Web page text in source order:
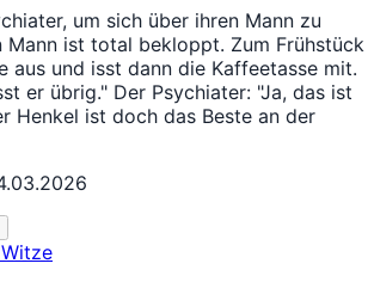
um sich über ihren Mann zu
Mann ist total bekloppt. Zum Frühstück
aus und isst dann die Kaffeetasse mit.
er übrig." Der Psychiater: "Ja, das ist
Henkel ist doch das Beste an der